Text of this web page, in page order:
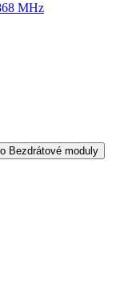
MHz
Bezdrátové moduly